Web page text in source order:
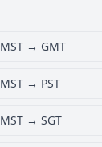
MST → GMT
MST → PST
MST → SGT